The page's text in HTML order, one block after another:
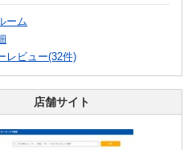
ーム
レビュー(32件)
店舗サイト